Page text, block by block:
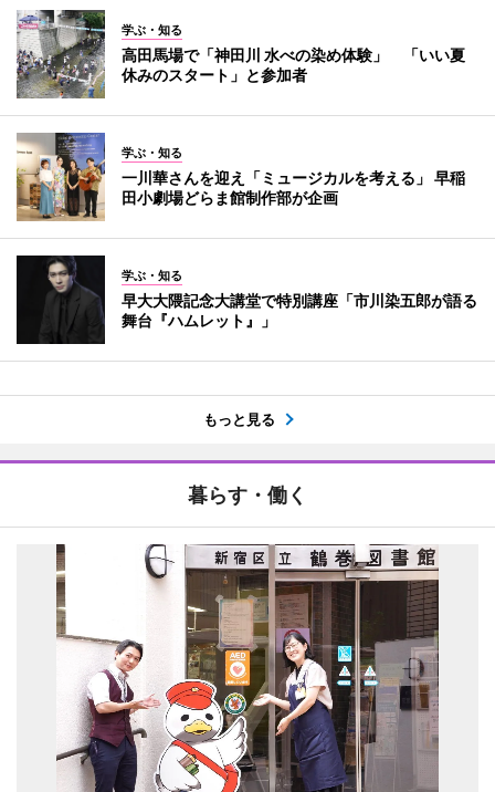
学ぶ・知る
高田馬場で「神田川 水べの染め体験」 「いい夏
休みのスタート」と参加者
学ぶ・知る
一川華さんを迎え「ミュージカルを考える」 早稲
田小劇場どらま館制作部が企画
学ぶ・知る
早大大隈記念大講堂で特別講座「市川染五郎が語る
舞台『ハムレット』」
もっと見る
暮らす・働く